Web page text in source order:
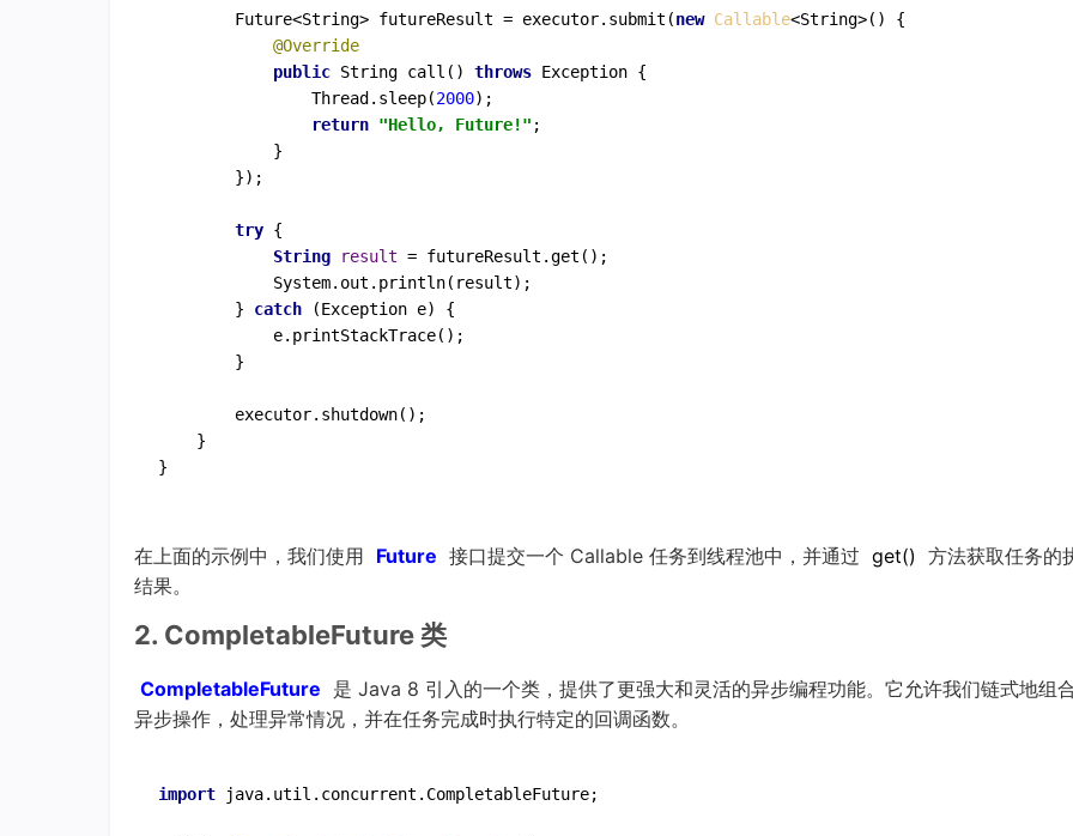
        Future<String> futureResult = executor.submit(
new Callable<String>() {
@Override
public String call () throws Exception {
                Thread.sleep(
2000);
return "Hello, Future!" ;
            }
        });
try {
String
result = futureResult.get();
            System.out.println(result);
        }
catch (Exception e) {
            e.printStackTrace();
        }
        executor.shutdown();
    }
在上面的示例中，我们使用 Future 接口提交一个 Callable 任务到线程池中，并通过 get() 方法获取任务的
结果。
2. CompletableFuture 类
CompletableFuture 是 Java 8 引入的一个类，提供了更强大和灵活的异步编程功能。它允许我们链式地组
异步操作，处理异常情况，并在任务完成时执行特定的回调函数。
import java.util.concurrent.CompletableFuture;